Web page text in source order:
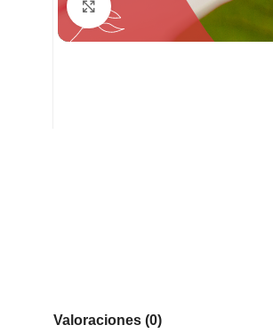
Click to enlarge
Valoraciones (0)